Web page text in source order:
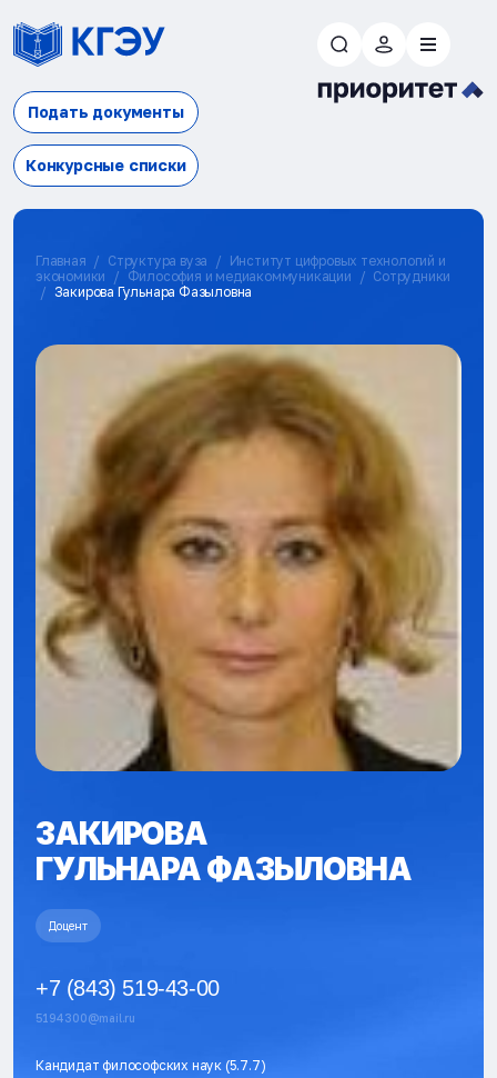
Подать документы
Конкурсные списки
Главная Структура вуза
Институт цифровых технологий и
экономики
Философия и медиакоммуникации
Сотрудники
Закирова Гульнара Фазыловна
ЗАКИРОВА
ГУЛЬНАРА ФАЗЫЛОВНА
Доцент
+7 (843) 519-43-00
5194300@mail.ru
Кандидат философских наук (5.7.7)